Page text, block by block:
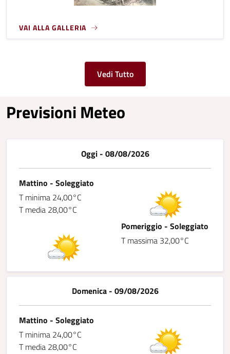
VAI ALLA GALLERIA
Vedi Tutto
Previsioni Meteo
Oggi - 08/08/2026
Mattino - Soleggiato
T minima 24,00°C
T media 28,00°C
Pomeriggio - Soleggiato
T massima 32,00°C
Domenica - 09/08/2026
Mattino - Soleggiato
T minima 24,00°C
T media 28,00°C